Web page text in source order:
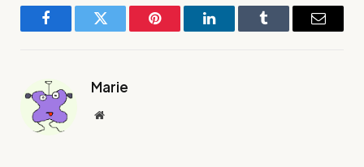
FacebookTwitter Pinterest LinkedInTumblr
E-
Marie
Site